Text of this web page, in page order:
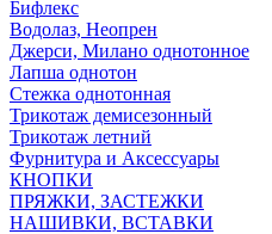
Бифлекс
Водолаз, Неопрен
Джерси, Милано однотонное
Лапша однотон
Стежка однотонная
Трикотаж демисезонный
Трикотаж летний
Фурнитура и Аксессуары
КНОПКИ
ПРЯЖКИ, ЗАСТЕЖКИ
НАШИВКИ, ВСТАВКИ